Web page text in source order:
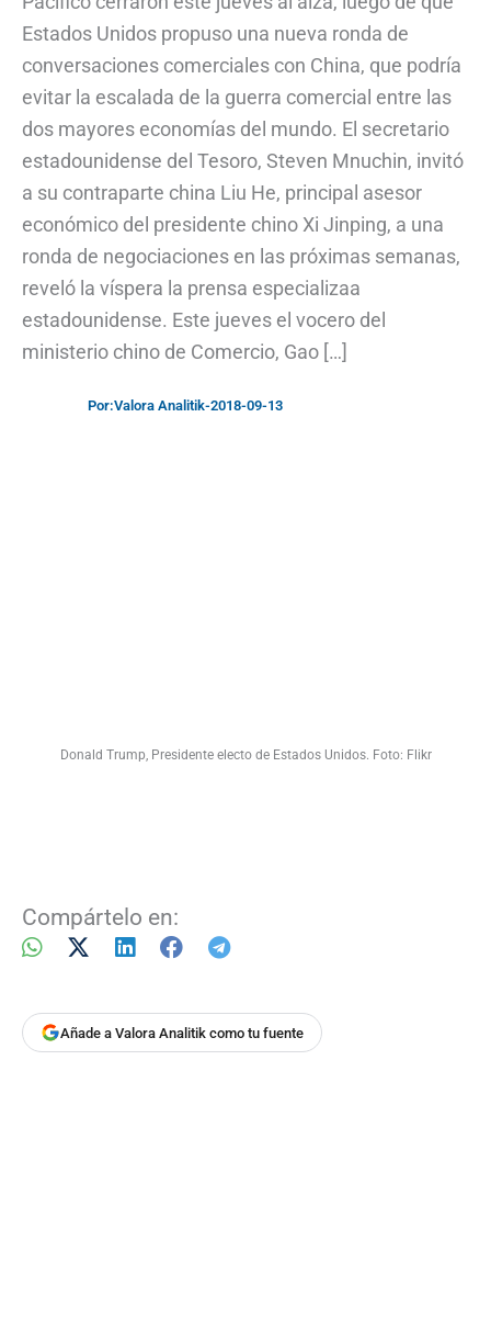
Estados Unidos propuso una nueva ronda de
conversaciones comerciales con China, que podría
evitar la escalada de la guerra comercial entre las
dos mayores economías del mundo. El secretario
estadounidense del Tesoro, Steven Mnuchin, invitó
a su contraparte china Liu He, principal asesor
económico del presidente chino Xi Jinping, a una
ronda de negociaciones en las próximas semanas,
reveló la víspera la prensa especializaa
estadounidense. Este jueves el vocero del
ministerio chino de Comercio, Gao […]
Por:Valora Analitik-2018-09-13
Donald Trump, Presidente electo de Estados Unidos. Foto: Flikr
Compártelo en:
Añade a Valora Analitik como tu fuente